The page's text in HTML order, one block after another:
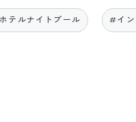
テルナイトプール #イン